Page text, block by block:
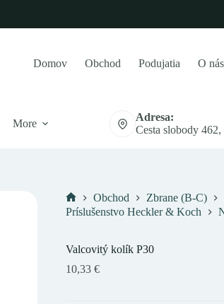
Domov Obchod Podujatia O nás
More
Adresa:
Cesta slobody
Domov
Obchod Zbrane (B-C)
Príslušenstvo Heckler & Koch
Valcovitý kolík P30
10,33 €